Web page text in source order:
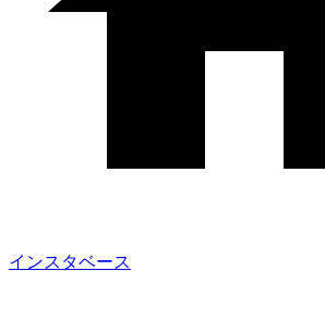
インスタベース